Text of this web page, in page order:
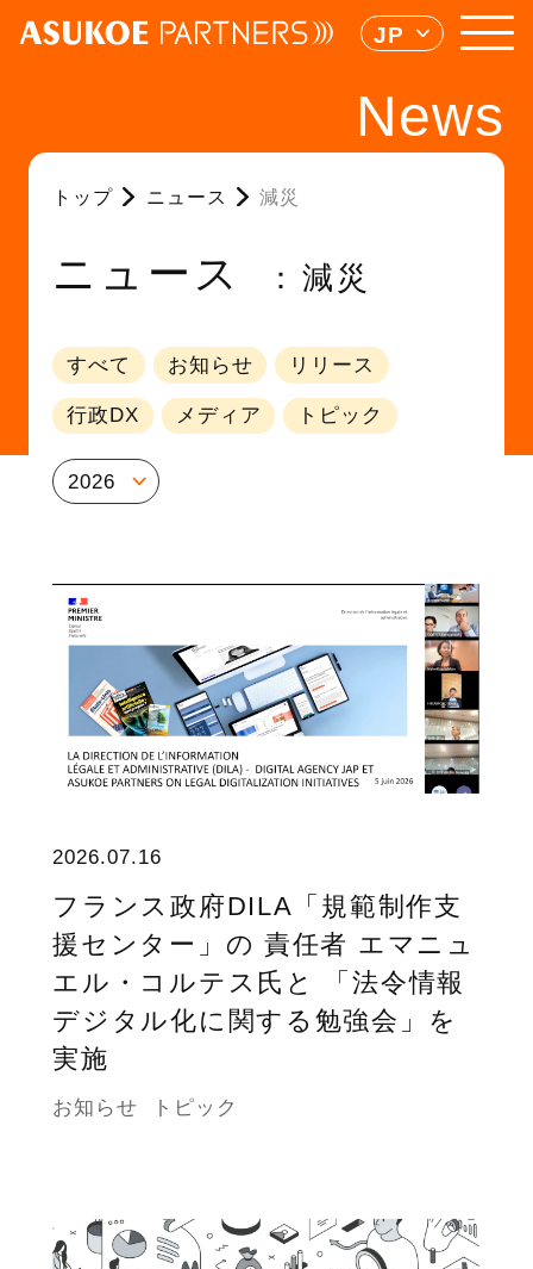
JP
News
トップ ニュース 減災
ニュース 減災
すべて お知らせ リリース
行政DX メディア トピック
2026
2026.07.16
フランス政府DILA「規範制作支
援センター」の 責任者 エマニュ
エル・コルテス氏と 「法令情報
デジタル化に関する勉強会」を
実施
お知らせ トピック